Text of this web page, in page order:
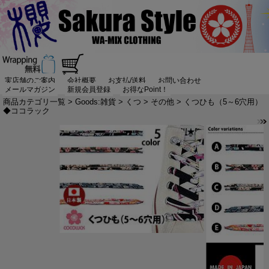
実店舗のご案内 会社概要 お支払/送料
お問い合わせ
メールマガジン
新規会員登録 お得なPoint！
商品カテゴリ一覧 > Goods:雑貨 > くつ > その他 > くつひも（5～6穴用）
◆ココラック